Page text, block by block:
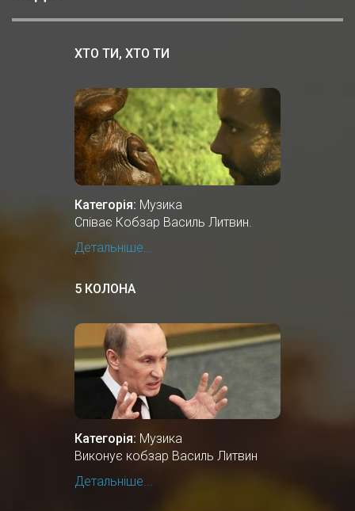
ХТО ТИ, ХТО ТИ
Категорія: Музика
Співає Кобзар Василь Литвин.
Детальніше...
5 КОЛОНА
Категорія: Музика
Виконує кобзар Василь Литвин
Детальніше...